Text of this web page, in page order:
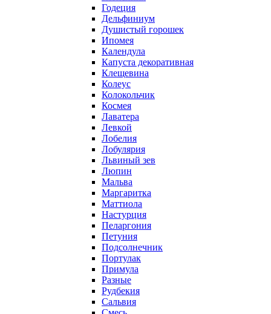
Годеция
Дельфиниум
Душистый горошек
Ипомея
Календула
Капуста декоративная
Клещевина
Колеус
Колокольчик
Космея
Лаватера
Левкой
Лобелия
Лобулярия
Львиный зев
Люпин
Мальва
Маргаритка
Маттиола
Настурция
Пеларгония
Петуния
Подсолнечник
Портулак
Примула
Разные
Рудбекия
Сальвия